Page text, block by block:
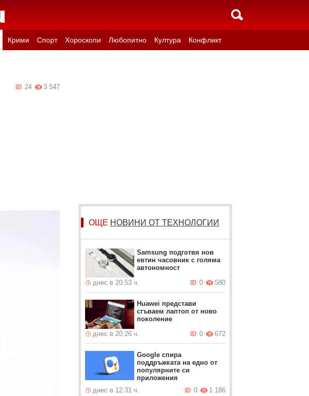
Крими Спорт Хороскопи Любопитно Култура Конфликт
3 547
24
ОЩЕ НОВИНИ ОТ ТЕХНОЛОГИИ
Samsung подготвя нов
евтин часовник с голяма
автономност
днес в 20:53 ч.
580
0
Huawei представи
сгъваем лаптоп от ново
поколение
днес в 20:26 ч.
672
0
Google спира
поддръжката на едно от
популярните си
приложения
днес в 12:31 ч.
1 186
0